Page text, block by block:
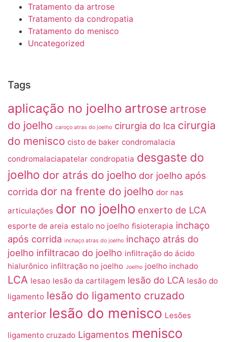
Tratamento da artrose
Tratamento da condropatia
Tratamento do menisco
Uncategorized
Tags
aplicação no joelho artrose artrose
do joelho caroço atras do joelho cirurgia do lca cirurgia
do menisco cisto de baker condromalacia
condromalaciapatelar condropatia desgaste do
joelho dor atrás do joelho dor joelho após
corrida dor na frente do joelho dor nas
articulações dor no joelho enxerto de LCA
esporte de areia estalo no joelho fisioterapia inchaço
após corrida inchaço atras do joelho inchaço atrás do
joelho infiltracao do joelho infiltração do ácido
hialurônico infiltração no joelho Joelho joelho inchado
LCA lesao lesão da cartilagem lesão do LCA lesão do
ligamento lesão do ligamento cruzado
anterior lesão do menisco Lesões
ligamento cruzado Ligamentos menisco